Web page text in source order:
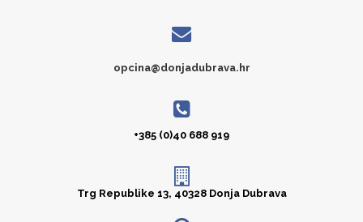
opcina@donjadubrava.hr
+385 (0)40 688 919
Trg Republike 13, 40328 Donja Dubrava